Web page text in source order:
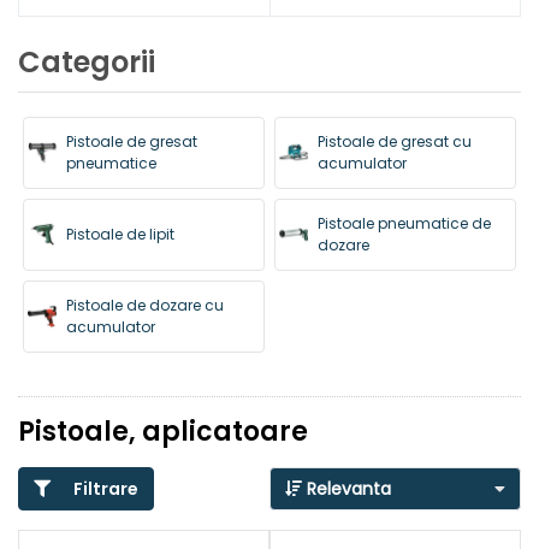
Categorii
Pistoale de gresat
pneumatice
Pistoale de gresat cu
acumulator
Pistoale de lipit
Pistoale pneumatice de
dozare
Pistoale de dozare cu
acumulator
Pistoale, aplicatoare
Filtrare Relevanta